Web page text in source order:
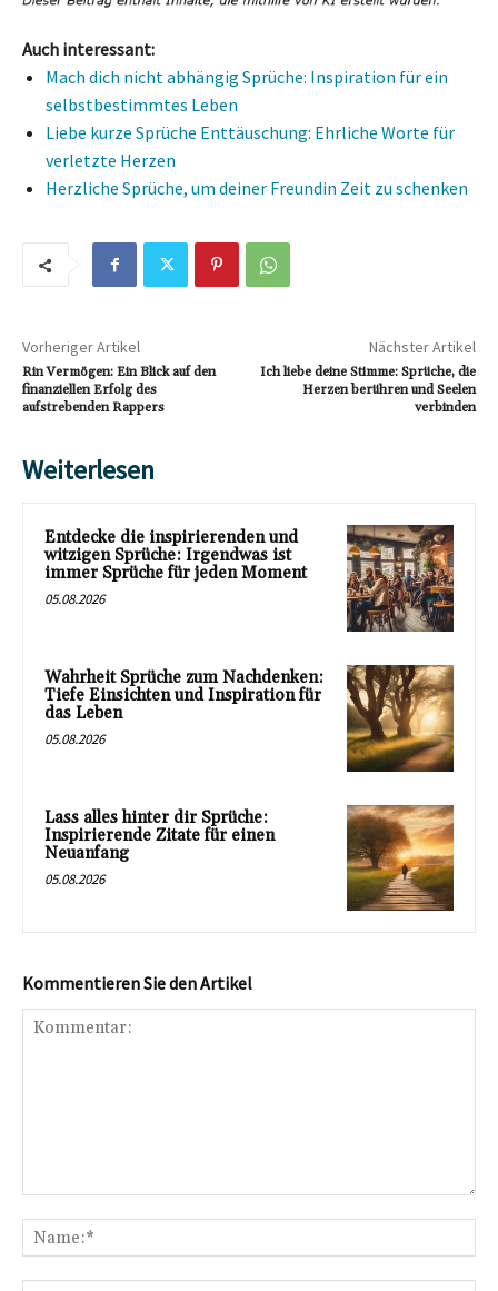
Auch interessant:
Mach dich nicht abhängig Sprüche: Inspiration für ein
selbstbestimmtes Leben
Liebe kurze Sprüche Enttäuschung: Ehrliche Worte für
verletzte Herzen
Herzliche Sprüche, um deiner Freundin Zeit zu schenken
Vorheriger Artikel
Rin Vermögen: Ein Blick auf den
finanziellen Erfolg des
aufstrebenden Rappers
Nächster Artikel
Ich liebe deine Stimme: Sprüche, die
Herzen berühren und Seelen
verbinden
Weiterlesen
Entdecke die inspirierenden und
witzigen Sprüche: Irgendwas ist
immer Sprüche für jeden Moment
05.08.2026
Wahrheit Sprüche zum Nachdenken:
Tiefe Einsichten und Inspiration für
das Leben
05.08.2026
Lass alles hinter dir Sprüche:
Inspirierende Zitate für einen
Neuanfang
05.08.2026
Kommentieren Sie den Artikel